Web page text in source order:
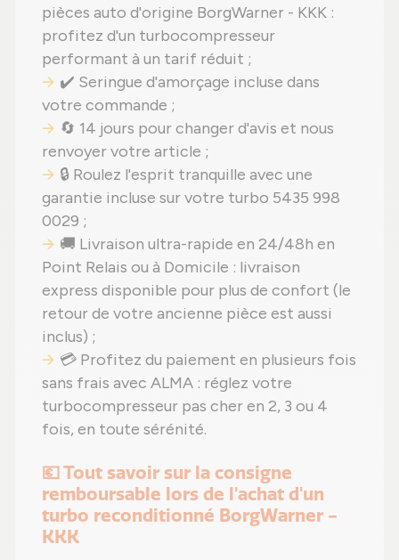
pièces auto d'origine BorgWarner - KKK :
profitez d'un turbocompresseur
performant à un tarif réduit ;
✔️ Seringue d'amorçage incluse dans
votre commande ;
🔄 14 jours pour changer d'avis et nous
renvoyer votre article ;
🔒 Roulez l'esprit tranquille avec une
garantie incluse sur votre turbo 5435 998
0029 ;
🚚 Livraison ultra-rapide en 24/48h en
Point Relais ou à Domicile : livraison
express disponible pour plus de confort (le
retour de votre ancienne pièce est aussi
inclus) ;
💳 Profitez du paiement en plusieurs fois
sans frais avec ALMA : réglez votre
turbocompresseur pas cher en 2, 3 ou 4
fois, en toute sérénité.
💶 Tout savoir sur la consigne
remboursable lors de l'achat d'un
turbo reconditionné BorgWarner -
KKK